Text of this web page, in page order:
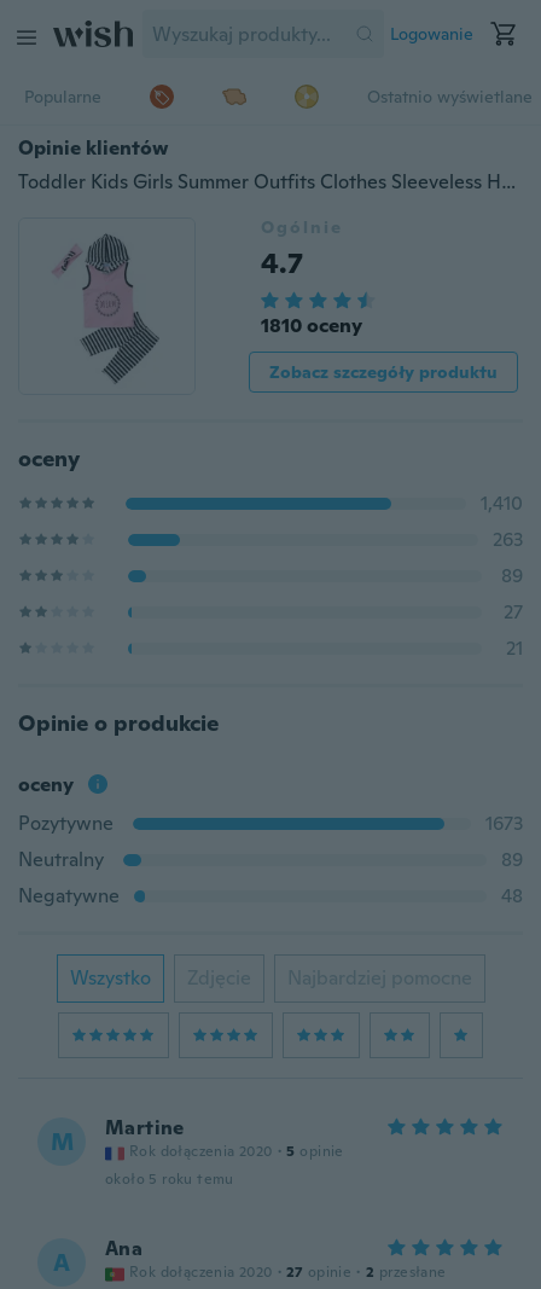
Logowanie
Popularne Ostatnio wyświetlane
Opinie klientów
Toddler Kids Girls Summer Outfits Clothes Sleeveless Hoodies Tops+Pants Headband 3PCS Set 1-6Y
Ogólnie
4.7
1810 oceny
Zobacz szczegóły produktu
oceny
1,410
263
89
27
21
Opinie o produkcie
oceny
Pozytywne
1673
Neutralny
89
Negatywne
48
Wszystko Zdjęcie Najbardziej pomocne
M Martine
Rok dołączenia 2020 · 5 opinie
około 5 roku temu
A Ana
Rok dołączenia 2020 · 27 opinie · 2 przesłane